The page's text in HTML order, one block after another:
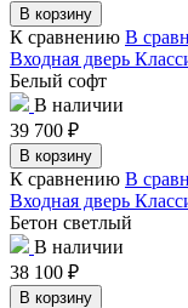
В корзину
К сравнению В
Входная дверь
Белый софт
В наличии
39 700 ₽
В корзину
К сравнению В
Входная дверь
Бетон светлый
В наличии
38 100 ₽
В корзину